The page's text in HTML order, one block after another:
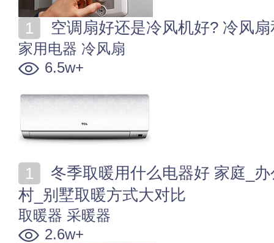
空调扇好还是冷风机好? 冷风
家用电器 冷风扇
6.5w+
村_别墅取暖方式大对比
取暖器 采暖器
2.6w+